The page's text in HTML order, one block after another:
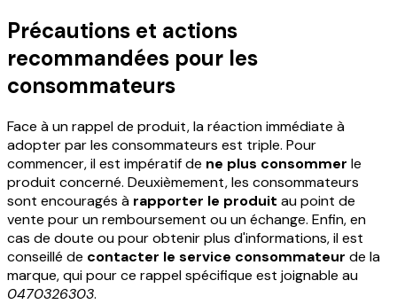
Précautions et actions
recommandées pour les
consommateurs
Face à un rappel de produit, la réaction immédiate à
adopter par les consommateurs est triple. Pour
commencer, il est impératif de ne plus consommer le
produit concerné. Deuxièmement, les consommateurs
sont encouragés à rapporter le produit au point de
vente pour un remboursement ou un échange. Enfin, en
cas de doute ou pour obtenir plus d'informations, il est
conseillé de contacter le service consommateur de la
marque, qui pour ce rappel spécifique est joignable au
0470326303.